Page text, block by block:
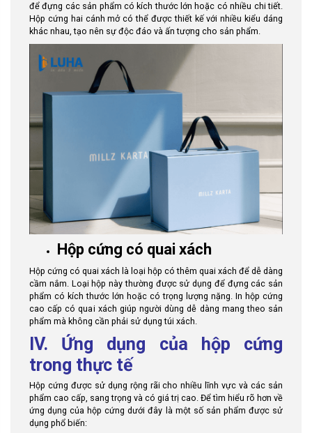
để đựng các sản phẩm có kích thước lớn hoặc có nhiều chi tiết.
Hộp cứng hai cánh mở có thể được thiết kế với nhiều kiểu dáng
khác nhau, tạo nên sự độc đáo và ấn tượng cho sản phẩm.
Hộp cứng có quai xách
Hộp cứng có quai xách là loại hộp có thêm quai xách để dễ dàng
cầm nắm. Loại hộp này thường được sử dụng để đựng các sản
phẩm có kích thước lớn hoặc có trọng lượng nặng. In hộp cứng
cao cấp có quai xách giúp người dùng dễ dàng mang theo sản
phẩm mà không cần phải sử dụng túi xách.
IV. Ứng dụng của hộp cứng
trong thực tế
Hộp cứng được sử dụng rộng rãi cho nhiều lĩnh vực và các sản
phẩm cao cấp, sang trọng và có giá trị cao. Để tìm hiểu rõ hơn về
ứng dụng của hộp cứng dưới đây là một số sản phẩm được sử
dụng phổ biến: